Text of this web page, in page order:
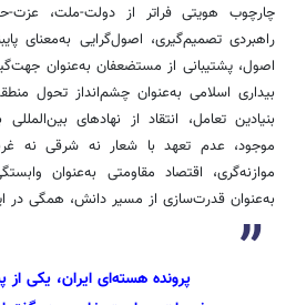
چارچوب هویتی فراتر از دولت-ملت،
راهبردی تصمیم‌گیری، اصول‌گرایی به‌معنای
اصول، پشتیبانی از مستضعفان به‌عنوان
بیداری اسلامی به‌عنوان چشم‌انداز تحول
بنیادین تعامل، انتقاد از نهادهای
موجود، عدم تعهد با شعار نه شرقی نه
موازنه‌گری، اقتصاد مقاومتی به‌عنوان
به‌عنوان قدرت‌سازی از مسیر دانش، همگی در
پرونده هسته‌ای ایران، یکی از